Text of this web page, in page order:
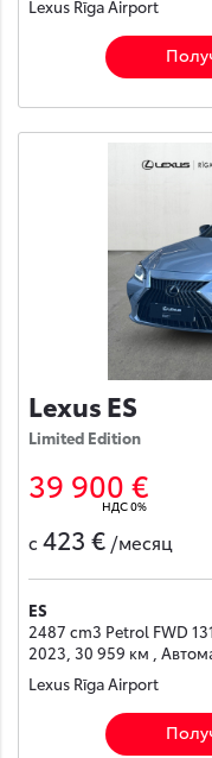
Lexus Rīga Airport
Lexus ES
Limited Edition
39 900 €
НДС 0%
с 423 € /месяц
ES
2487 cm3 Petrol FWD
2023, 30 959 км ,
Lexus Rīga Airport